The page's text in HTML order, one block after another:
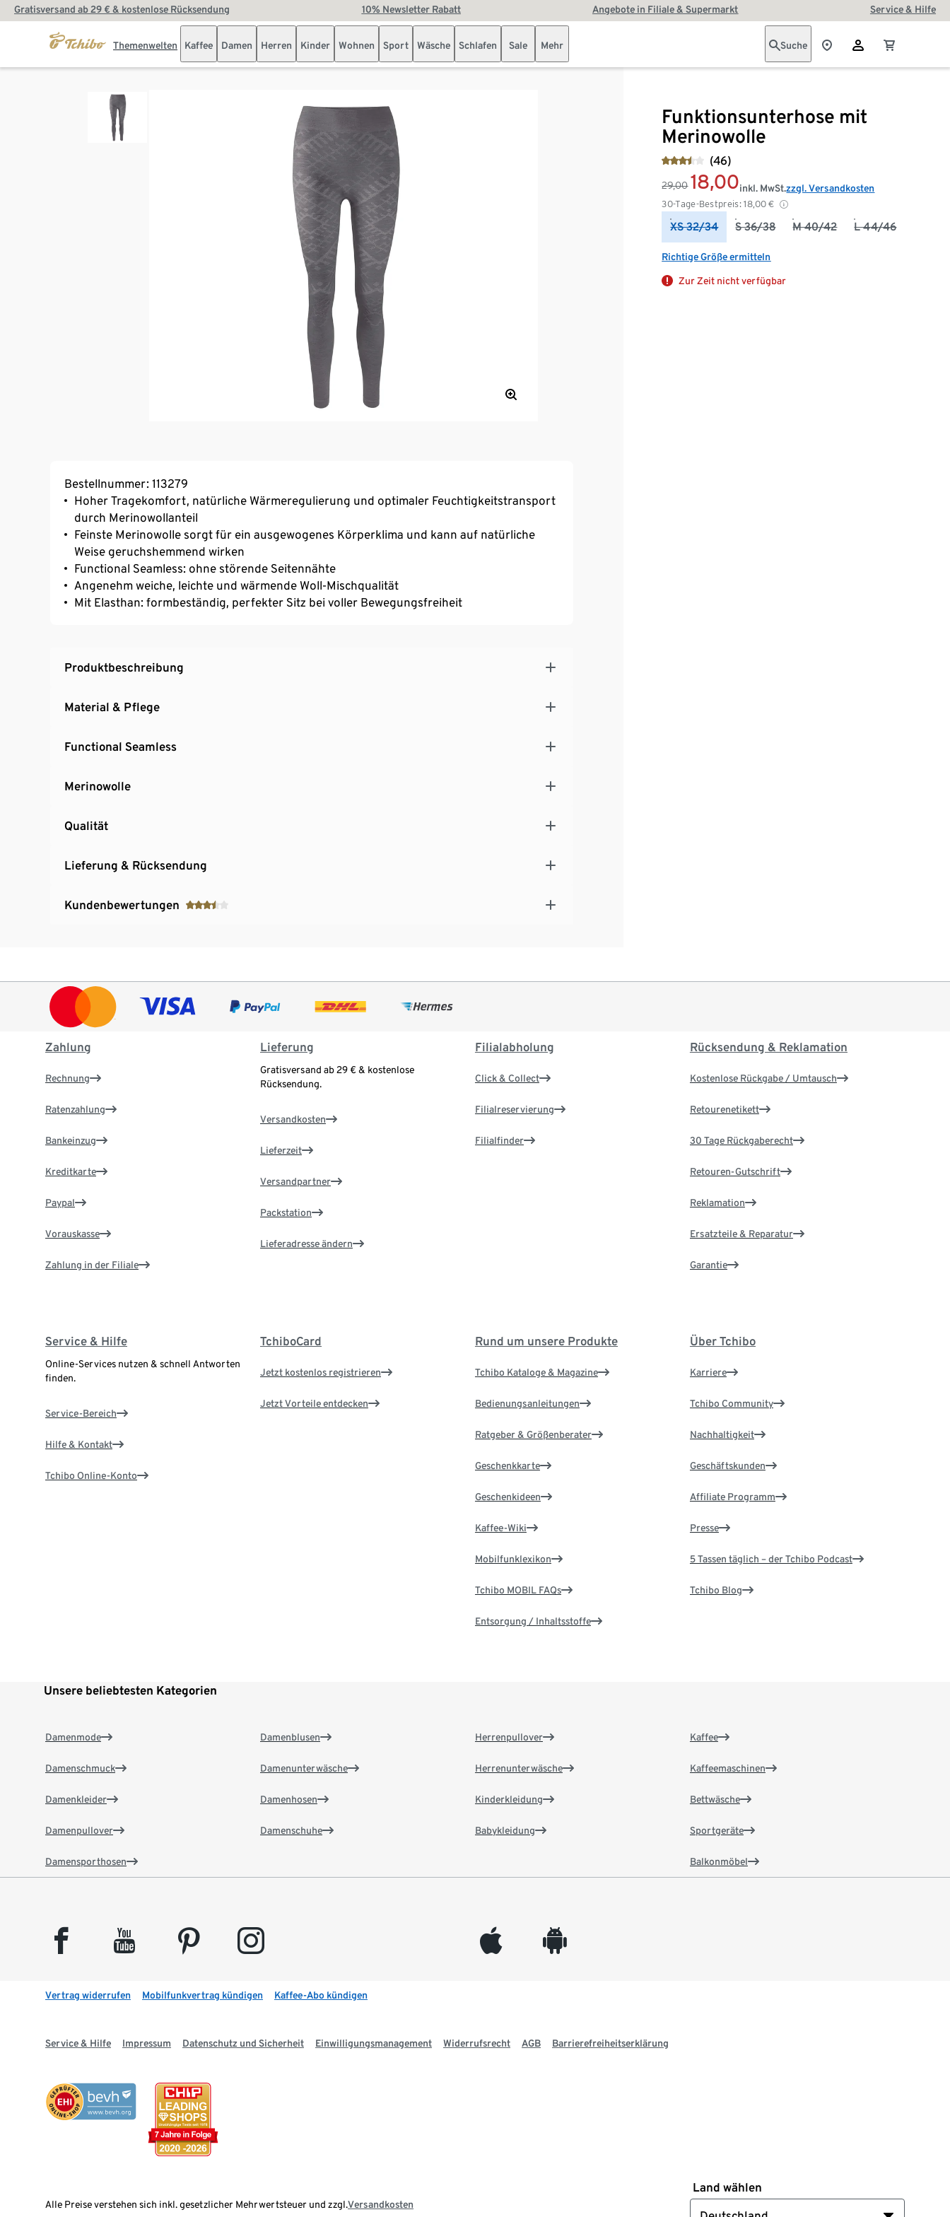
Gratisversand ab 29 € & kostenlose Rücksendung 10% Newsletter Rabatt Angebote in Filiale & Supermarkt Service & Hilfe
Themenwelten Kaffee Damen Herren Kinder Wohnen Sport Wäsche Schlafen Sale Mehr Suche
Funktionsunterhose mit
Merinowolle
(46)
29,00 18,00
30-Tage-Bestpreis: 18,00 €
inkl. MwSt.zzgl. Versandkosten
XS 32/34 S 36/38 M 40/42 L 44/46
Richtige Größe ermitteln
Zur Zeit nicht verfügbar
Bestellnummer: 113279
Hoher Tragekomfort, natürliche Wärmeregulierung und optimaler Feuchtigkeitstransport
durch Merinowollanteil
Feinste Merinowolle sorgt für ein ausgewogenes Körperklima und kann auf natürliche
Weise geruchshemmend wirken
Functional Seamless: ohne störende Seitennähte
Angenehm weiche, leichte und wärmende Woll-Mischqualität
Mit Elasthan: formbeständig, perfekter Sitz bei voller Bewegungsfreiheit
Produktbeschreibung
Material & Pflege
Functional Seamless
Merinowolle
Qualität
Lieferung & Rücksendung
Kundenbewertungen
Zahlung
Rechnung
Ratenzahlung
Bankeinzug
Kreditkarte
Paypal
Vorauskasse
Zahlung in der Filiale
Lieferung
Gratisversand ab 29 € & kostenlose
Rücksendung.
Versandkosten
Lieferzeit
Versandpartner
Packstation
Lieferadresse ändern
Filialabholung
Click & Collect
Filialreservierung
Filialfinder
Rücksendung & Reklamation
Kostenlose Rückgabe / Umtausch
Retourenetikett
30 Tage Rückgaberecht
Retouren-Gutschrift
Reklamation
Ersatzteile & Reparatur
Garantie
Service & Hilfe
Online-Services nutzen & schnell Antworten
finden.
Service-Bereich
Hilfe & Kontakt
Tchibo Online-Konto
TchiboCard
Jetzt kostenlos registrieren
Jetzt Vorteile entdecken
Rund um unsere Produkte
Tchibo Kataloge & Magazine
Bedienungsanleitungen
Ratgeber & Größenberater
Geschenkkarte
Geschenkideen
Kaffee-Wiki
Mobilfunklexikon
Tchibo MOBIL FAQs
Entsorgung / Inhaltsstoffe
Über Tchibo
Karriere
Tchibo Community
Nachhaltigkeit
Geschäftskunden
Affiliate Programm
Presse
5 Tassen täglich – der Tchibo Podcast
Tchibo Blog
Unsere beliebtesten Kategorien
Damenmode
Damenschmuck
Damenkleider
Damenpullover
Damensporthosen
Damenblusen
Damenunterwäsche
Damenhosen
Damenschuhe
Herrenpullover
Herrenunterwäsche
Kinderkleidung
Babykleidung
Kaffee
Kaffeemaschinen
Bettwäsche
Sportgeräte
Balkonmöbel
facebook youtube pinterest instagram appleinc android
Vertrag widerrufen Mobilfunkvertrag kündigen Kaffee-Abo kündigen
Service & Hilfe Impressum Datenschutz und Sicherheit Einwilligungsmanagement Widerrufsrecht AGB Barrierefreiheitserklärung
Alle Preise verstehen sich inkl. gesetzlicher Mehrwertsteuer und zzgl.Versandkosten
Land wählen